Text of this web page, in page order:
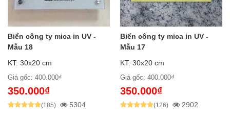
Biển công ty mica in UV -
Mẫu 18
KT: 30x20 cm
Giá gốc: 400.000₫
350.000₫
(185) 5304
Biển công ty mica in UV -
Mẫu 17
KT: 30x20 cm
Giá gốc: 400.000₫
350.000₫
(126) 2902